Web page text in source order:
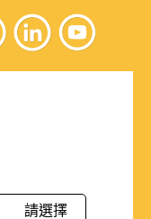
請選擇